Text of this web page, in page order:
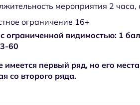
мероприятия 2 часа,
ограничение 16+
ограниченной видимостью: 1
60
имеется первый ряд, но его
со второго ряда.